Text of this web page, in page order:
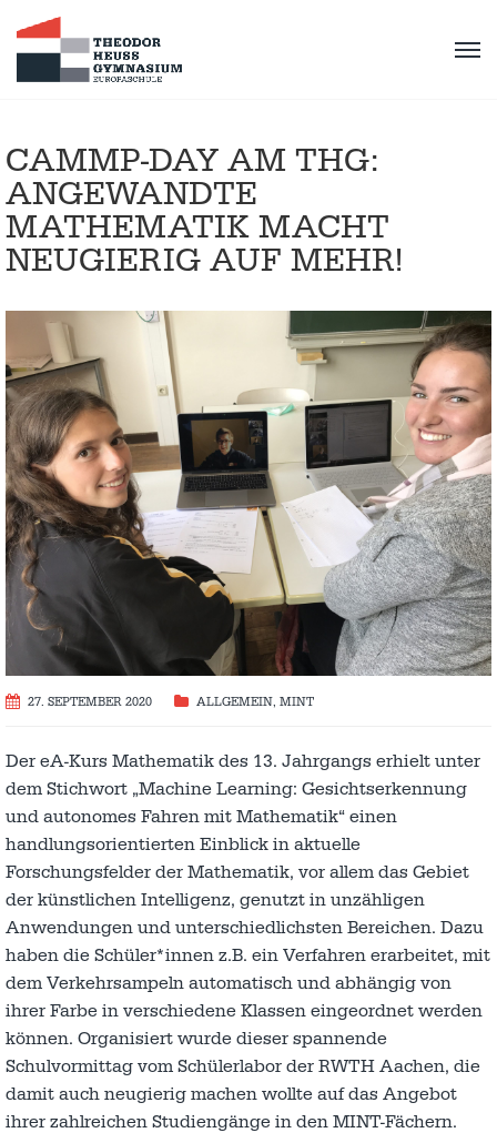
CAMMP-DAY AM THG:
ANGEWANDTE
MATHEMATIK MACHT
NEUGIERIG AUF MEHR!
27. SEPTEMBER 2020 ALLGEMEIN, MINT
Der eA-Kurs Mathematik des 13. Jahrgangs erhielt unter
dem Stichwort „Machine Learning: Gesichtserkennung
und autonomes Fahren mit Mathematik“ einen
handlungsorientierten Einblick in aktuelle
Forschungsfelder der Mathematik, vor allem das Gebiet
der künstlichen Intelligenz, genutzt in unzähligen
Anwendungen und unterschiedlichsten Bereichen. Dazu
haben die Schüler*innen z.B. ein Verfahren erarbeitet, mit
dem Verkehrsampeln automatisch und abhängig von
ihrer Farbe in verschiedene Klassen eingeordnet werden
können. Organisiert wurde dieser spannende
Schulvormittag vom Schülerlabor der RWTH Aachen, die
damit auch neugierig machen wollte auf das Angebot
ihrer zahlreichen Studiengänge in den MINT-Fächern.